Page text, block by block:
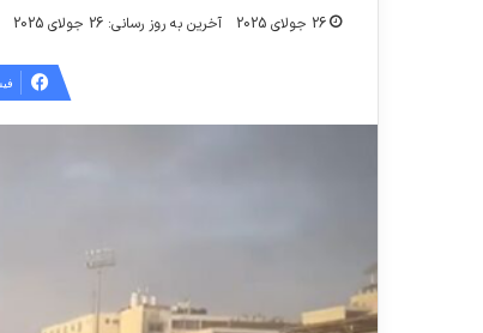
26 جولای 2025 آخرین به روز رسانی: 26 جولای 2025